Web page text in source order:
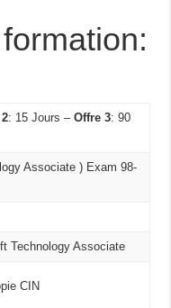
: 15 Jours –Offre 3: 90
Associate ) Exam 98-
Technology Associate
CIN